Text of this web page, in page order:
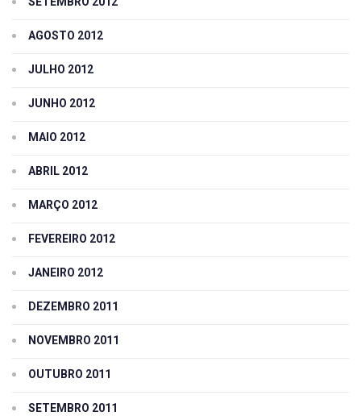
AGOSTO 2012
JULHO 2012
JUNHO 2012
MAIO 2012
ABRIL 2012
MARÇO 2012
FEVEREIRO 2012
JANEIRO 2012
DEZEMBRO 2011
NOVEMBRO 2011
OUTUBRO 2011
SETEMBRO 2011